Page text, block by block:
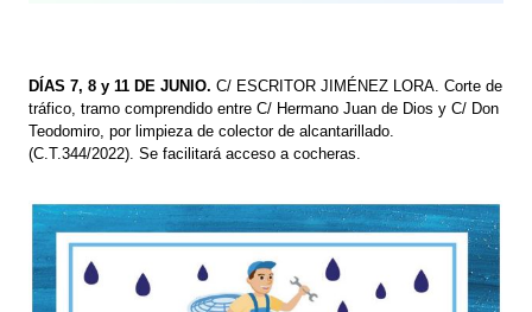
DÍAS 7, 8 y 11 DE JUNIO.C/ ESCRITOR JIMÉNEZ LORA. Corte de
tráfico, tramo comprendido entre C/ Hermano Juan de Dios y C/ Don
Teodomiro, por limpieza de colector de alcantarillado.
(C.T.344/2022). Se facilitará acceso a cocheras.